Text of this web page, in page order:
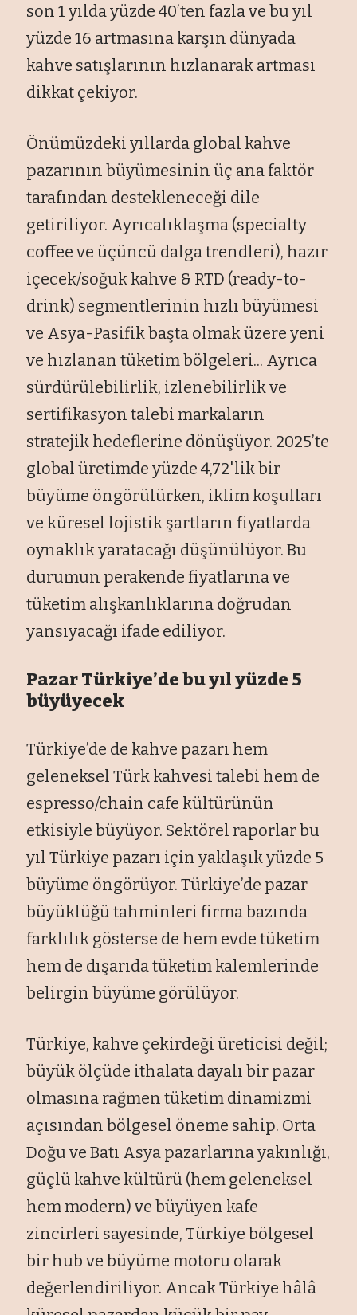
son 1 yılda yüzde 40’ten fazla ve bu yıl
yüzde 16 artmasına karşın dünyada
kahve satışlarının hızlanarak artması
dikkat çekiyor.
Önümüzdeki yıllarda global kahve
pazarının büyümesinin üç ana faktör
tarafından destekleneceği dile
getiriliyor. Ayrıcalıklaşma (specialty
coffee ve üçüncü dalga trendleri), hazır
içecek/soğuk kahve & RTD (ready-to-
drink) segmentlerinin hızlı büyümesi
ve Asya-Pasifik başta olmak üzere yeni
ve hızlanan tüketim bölgeleri... Ayrıca
sürdürülebilirlik, izlenebilirlik ve
sertifikasyon talebi markaların
stratejik hedeflerine dönüşüyor. 2025’te
global üretimde yüzde 4,72'lik bir
büyüme öngörülürken, iklim koşulları
ve küresel lojistik şartların fiyatlarda
oynaklık yaratacağı düşünülüyor. Bu
durumun perakende fiyatlarına ve
tüketim alışkanlıklarına doğrudan
yansıyacağı ifade ediliyor.
Pazar Türkiye’de bu yıl yüzde 5
büyüyecek
Türkiye’de de kahve pazarı hem
geleneksel Türk kahvesi talebi hem de
espresso/chain cafe kültürünün
etkisiyle büyüyor. Sektörel raporlar bu
yıl Türkiye pazarı için yaklaşık yüzde 5
büyüme öngörüyor. Türkiye’de pazar
büyüklüğü tahminleri firma bazında
farklılık gösterse de hem evde tüketim
hem de dışarıda tüketim kalemlerinde
belirgin büyüme görülüyor.
Türkiye, kahve çekirdeği üreticisi değil;
büyük ölçüde ithalata dayalı bir pazar
olmasına rağmen tüketim dinamizmi
açısından bölgesel öneme sahip. Orta
Doğu ve Batı Asya pazarlarına yakınlığı,
güçlü kahve kültürü (hem geleneksel
hem modern) ve büyüyen kafe
zincirleri sayesinde, Türkiye bölgesel
bir hub ve büyüme motoru olarak
değerlendiriliyor. Ancak Türkiye hâlâ